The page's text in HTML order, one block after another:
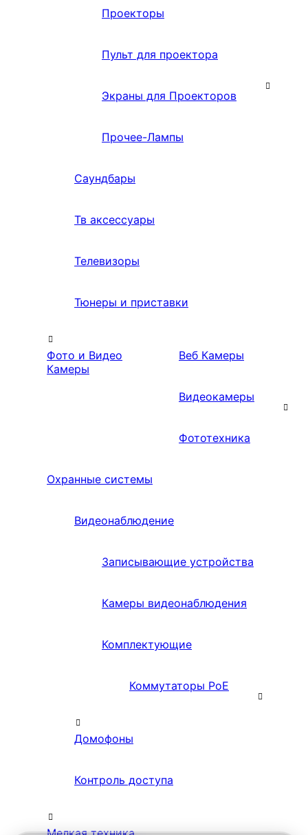
Проекторы
Пульт для проектора
Экраны для Проекторов
Прочее-Лампы
Саундбары
Тв аксессуары
Телевизоры
Тюнеры и приставки
Фото и Видео
Камеры
Веб Камеры
Видеокамеры
Фототехника
Охранные системы
Видеонаблюдение
Записывающие устройства
Камеры видеонаблюдения
Комплектующие
Коммутаторы PoE
Домофоны
Контроль доступа